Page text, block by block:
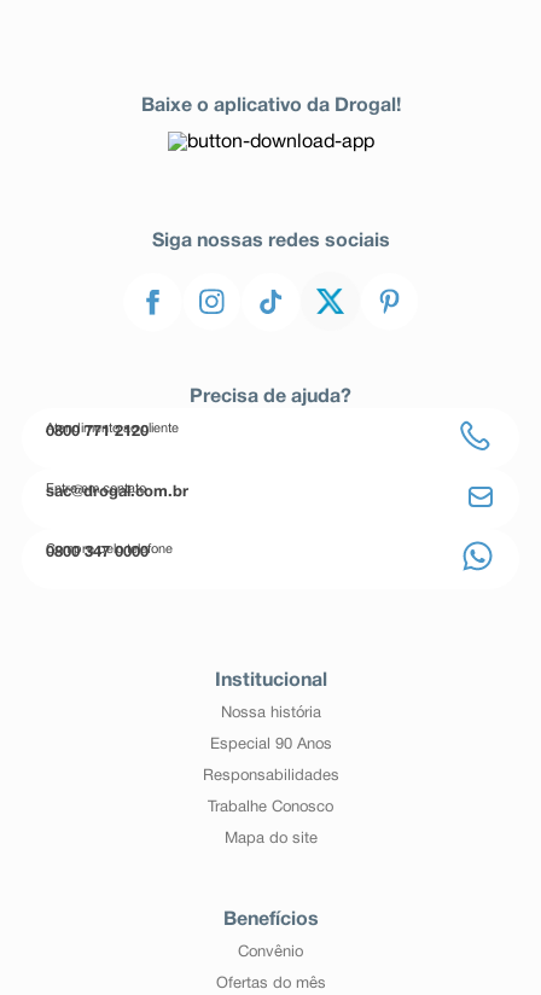
Baixe o aplicativo da Drogal!
Siga nossas redes sociais
Precisa de ajuda?
Atendimento ao cliente
0800 771 2120
Entre em contato
sac@drogal.com.br
Compre pelo telefone
0800 347 0000
Institucional
Nossa história
Especial 90 Anos
Responsabilidades
Trabalhe Conosco
Mapa do site
Benefícios
Convênio
Ofertas do mês